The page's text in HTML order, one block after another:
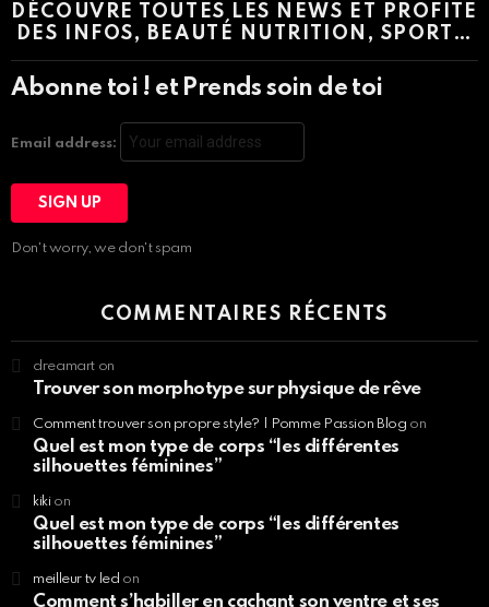
DÉCOUVRE TOUTES LES NEWS ET PROFITE
DES INFOS, BEAUTÉ NUTRITION, SPORT…
Abonne toi ! et Prends soin de toi
Email address:
Don't worry, we don't spam
COMMENTAIRES RÉCENTS
dreamart on
Trouver son morphotype sur physique de rêve
Comment trouver son propre style? | Pomme Passion Blog on
Quel est mon type de corps “les différentes
silhouettes féminines”
kikion
Quel est mon type de corps “les différentes
silhouettes féminines”
meilleur tv led on
Comment s’habiller en cachant son ventre et ses